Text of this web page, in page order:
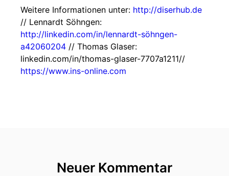
Weitere Informationen unter: http://diserhub.de
// Lennardt Söhngen:
http://linkedin.com/in/lennardt-söhngen-
a42060204 // Thomas Glaser:
linkedin.com/in/thomas-glaser-7707a1211//
https://www.ins-online.com
Neuer Kommentar